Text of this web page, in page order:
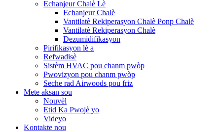
Echanjeur Chalè Lè
Echanjeur Chalè
Vantilatè Rekiperasyon Chalè Ponp Chalè
Vantilatè Rekiperasyon Chalè
Dezumidifikasyon
Pirifikasyon lè a
Refwadisè
Sistèm HVAC pou chanm pwòp
Pwovizyon pou chanm pwòp
Seche rad Airwoods pou friz
Mete aksan sou
Nouvèl
Etid Ka Pwojè yo
Videyo
Kontakte nou